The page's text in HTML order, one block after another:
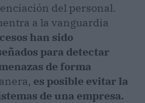
del personal.
a la vanguardia
han sido
para detectar
de forma
es posible evitar la
de una empresa.